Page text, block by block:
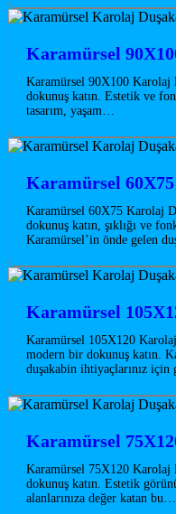
Karamürsel
Karamürsel 90X100 Karolaj
dokunuş katın. Estetik ve
tasarım, yaşam…
Karamürsel
Karamürsel 60X75 Karolaj
dokunuş katın, şıklığı ve
Karamürsel’in önde gelen
Karamürsel
Karamürsel 105X120
modern bir dokunuş katın.
duşakabin ihtiyaçlarınız
Karamürsel
Karamürsel 75X120 Karolaj
dokunuş katın. Estetik
alanlarınıza değer katan bu…